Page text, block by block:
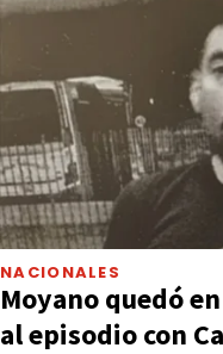
NACIONALES
Moyano quedó
al episodio con